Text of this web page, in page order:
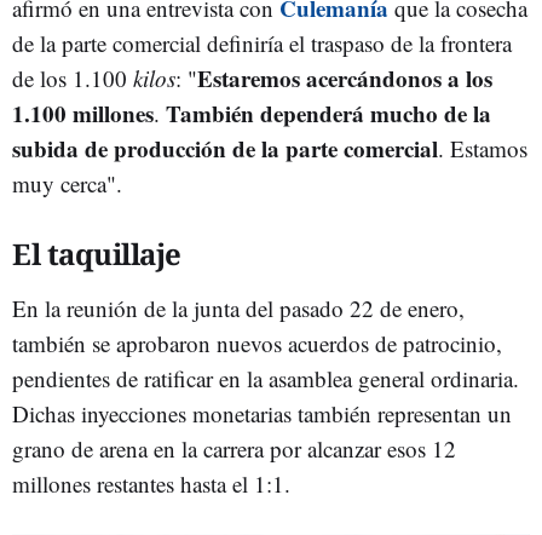
afirmó en una entrevista con Culemanía que la cosecha
de la parte comercial definiría el traspaso de la frontera
de los 1.100 kilos: "Estaremos acercándonos a los
1.100 millones. También dependerá mucho de la
subida de producción de la parte comercial. Estamos
muy cerca".
El taquillaje
En la reunión de la junta del pasado 22 de enero,
también se aprobaron nuevos acuerdos de patrocinio,
pendientes de ratificar en la asamblea general ordinaria.
Dichas inyecciones monetarias también representan un
grano de arena en la carrera por alcanzar esos 12
millones restantes hasta el 1:1.